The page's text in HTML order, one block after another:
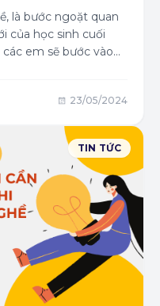
là bước ngoặt quan
của học sinh cuối
em sẽ bước vào
viết này
nước rút, tối ưu
thi một cách thành
23/05/2024
TIN TỨC